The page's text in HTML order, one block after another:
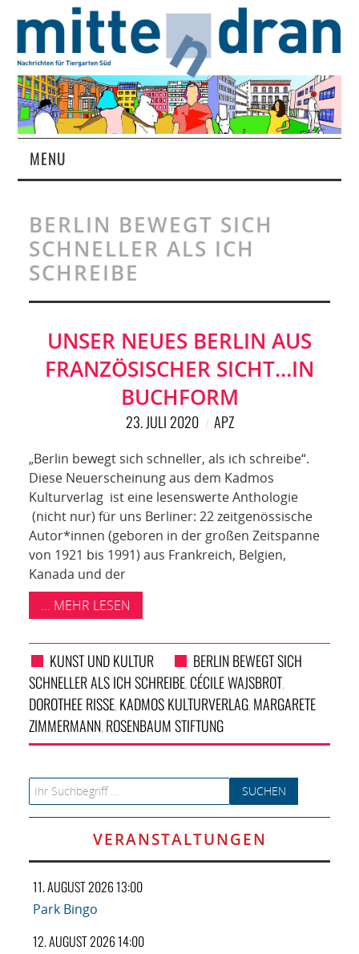
MENU
MAGAZIN
ÜBER UNS
NETZWERK
BERLIN BEWEGT SICH
SCHNELLER ALS ICH
SCHREIBE
UNSER NEUES BERLIN AUS
FRANZÖSISCHER SICHT…IN
BUCHFORM
23. JULI 2020 APZ
„Berlin bewegt sich schneller, als ich schreibe“.
Diese Neuerscheinung aus dem Kadmos
Kulturverlag ist eine lesenswerte Anthologie
(nicht nur) für uns Berliner: 22 zeitgenössische
Autor*innen (geboren in der großen Zeitspanne
von 1921 bis 1991) aus Frankreich, Belgien,
Kanada und der
... MEHR LESEN
KUNST UND KULTUR
BERLIN BEWEGT SICH
SCHNELLER ALS ICH SCHREIBE, CÉCILE WAJSBROT,
DOROTHEE RISSE, KADMOS KULTURVERLAG, MARGARETE
ZIMMERMANN, ROSENBAUM STIFTUNG
Search for:
VERANSTALTUNGEN
11. AUGUST 2026 13:00
Park Bingo
12. AUGUST 2026 14:00